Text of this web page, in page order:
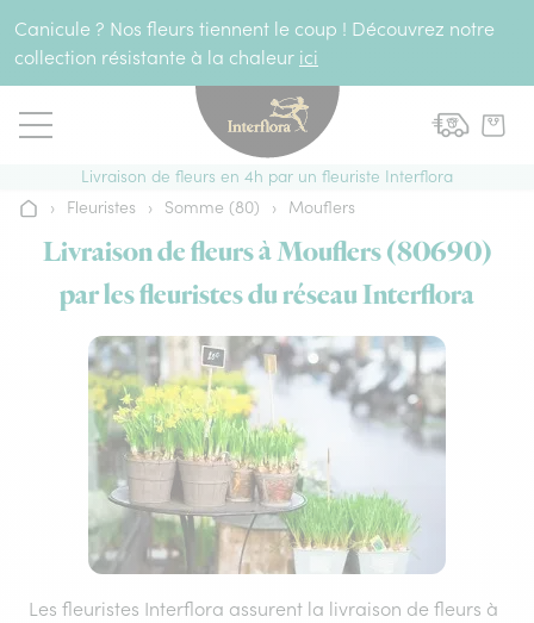
Canicule ? Nos fleurs tiennent le coup ! Découvrez notre
collection résistante à la chaleur ici
Livraison de fleurs en 4h par un fleuriste Interflora
Accueil
› Fleuristes › Somme (80) › Mouflers
Livraison de fleurs à Mouflers (80690)
par les fleuristes du réseau Interflora
Les fleuristes Interflora assurent la livraison de fleurs à